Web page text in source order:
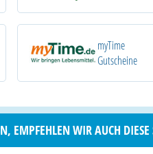
myTime
Gutscheine
EMPFEHLEN WIR AUCH DIESE